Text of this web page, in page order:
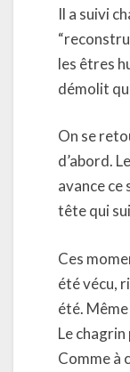
Il a suivi
les êtres
démolit
On se
d’abord.
avance ce
tête qui
Ces
été vécu,
été.
Le
Comme à